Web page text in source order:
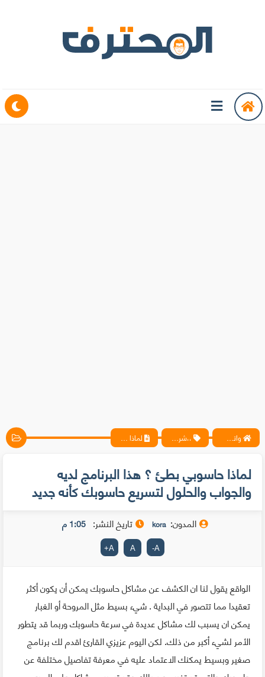
واتس آب ، فيسبوك ، أنترنت ، شروحات تقنية حصرية - المحترف ،،شروحات، مقالات لماذا حاسوبي بطئ ؟ هذا البرنامج لديه والجواب والحلول لتسريع حاسوبك كأنه جديد
لماذا حاسوبي بطئ ؟ هذا البرنامج لديه
والجواب والحلول لتسريع حاسوبك كأنه جديد
المدون: kora تاريخ النشر: 1:05 م
A
-
A
A
+
الواقع يقول لنا ان الكشف عن مشاكل حاسوبك يمكن أن يكون أكثر
تعقيدا مما تتصور في البداية . شيء بسيط مثل المروحة أو الغبار
يمكن ان يسبب لك مشاكل عديدة في سرعة حاسوبك وربما قد يتطور
الأمر لشيء أكبر من ذلك. لكن اليوم عزيزي القارئ اقدم لك برنامج
صغير وبسيط يمكنك الاعتماد عليه في معرفة تفاصيل مختلفة عن